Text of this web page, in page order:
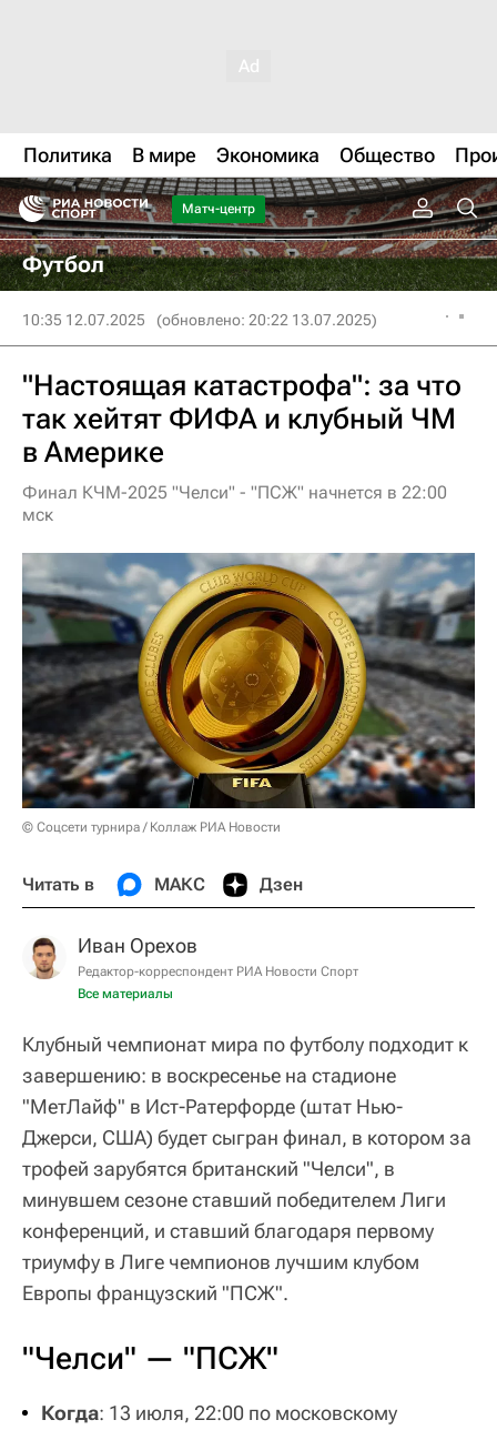
Политика В мире Экономика Общество
Матч-центр
Футбол
10:35 12.07.2025 (обновлено: 20:22 13.07.2025)
"Настоящая катастрофа": за что
так хейтят ФИФА и клубный ЧМ
в Америке
Финал КЧМ-2025 "Челси" - "ПСЖ" начнется в 22:00
мск
© Соцсети турнира / Коллаж РИА Новости
Читать в МАКС Дзен
Иван Орехов
Редактор-корреспондент РИА Новости Спорт
Все материалы
Клубный чемпионат мира по футболу подходит к
завершению: в воскресенье на стадионе
"МетЛайф" в Ист-Ратерфорде (штат Нью-
Джерси, США) будет сыгран финал, в котором за
трофей зарубятся британский "Челси", в
минувшем сезоне ставший победителем Лиги
конференций, и ставший благодаря первому
триумфу в Лиге чемпионов лучшим клубом
Европы французский "ПСЖ".
"Челси" — "ПСЖ"
Когда: 13 июля, 22:00 по московскому